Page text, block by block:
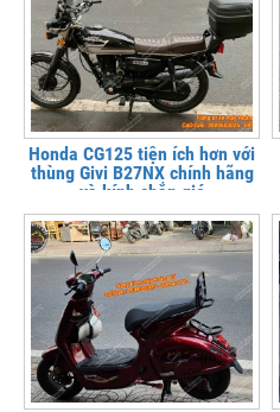
Honda CG125 tiện ích hơn với
thùng Givi B27NX chính hãng
và kính chắn gió